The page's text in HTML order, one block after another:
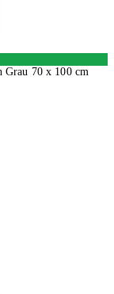
Grau 70 x 100 cm